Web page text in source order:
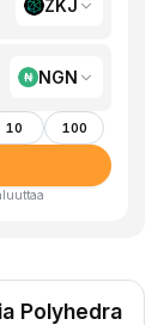
ZKJ
NGN
10 100
Polyhedra